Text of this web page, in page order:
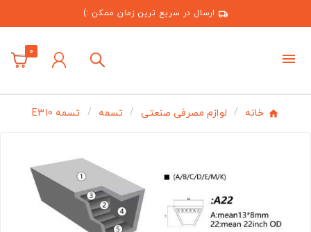
ارسال در سریع ترین زمان ممکن :)
0
خانه لوازم مصرفی صنعتی تسمه تسمه E310